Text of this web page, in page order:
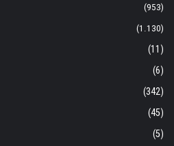
(953)
(1.130)
(11)
(6)
(342)
(45)
(5)